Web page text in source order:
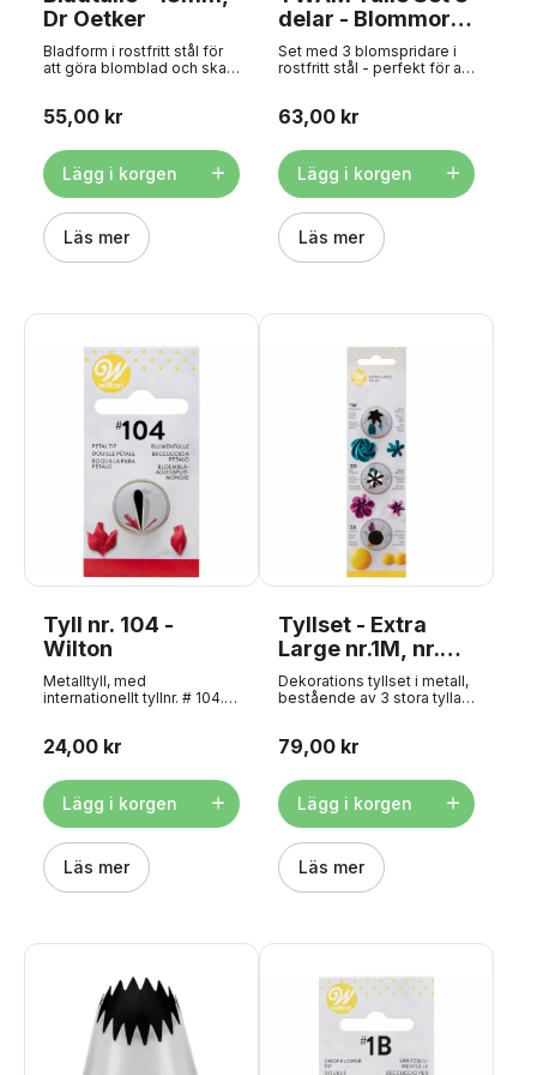
Dr Oetker
Bladform i rostfritt stål för
att göra blomblad och skal
köras i diskmaskin. Mäter
55,00 kr
Lägg i korgen
Läs mer
delar - Blommor,
PME
Set med 3 blomspridare i
rostfritt stål - perfekt för att
eller smörkräm. Pelletsen är
vävnadsborste. Diskning
rekommenderas inte.
Pelletsen passar ihop med
vanliga sprutpåsar. Innehåll:
tyll nr 104, 3 och 70.
63,00 kr
Lägg i korgen
Läs mer
Tyll nr. 104 -
Wilton
Metalltyll, med
internationellt tyllnr. # 104.
mellanstora kronblad,
Maskindisk
rekommenderas inte.
Denna tyll passar
tillsammans med standard
tylladapter och spritspåse.
24,00 kr
Lägg i korgen
Läs mer
Tyllset - Extra
Large nr.1M, nr.
2A, nr. 2D - Wilton
Dekorations tyllset i metall,
bestående av 3 stora tyllar
av amerikanska Wilton.
stjärnmänster, blommor,
vågkanter o.s.v. Maskindisk
rekommenderas inte.
Dessa tyllar passar
tillsammans med stor
tylladapter och spritspåse.
79,00 kr
Lägg i korgen
Läs mer